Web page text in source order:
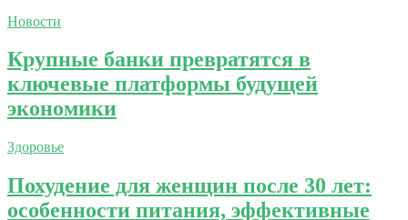
Новости
Крупные банки превратятся в
ключевые платформы будущей
экономики
Здоровье
Похудение для женщин после 30 лет:
особенности питания, эффективные